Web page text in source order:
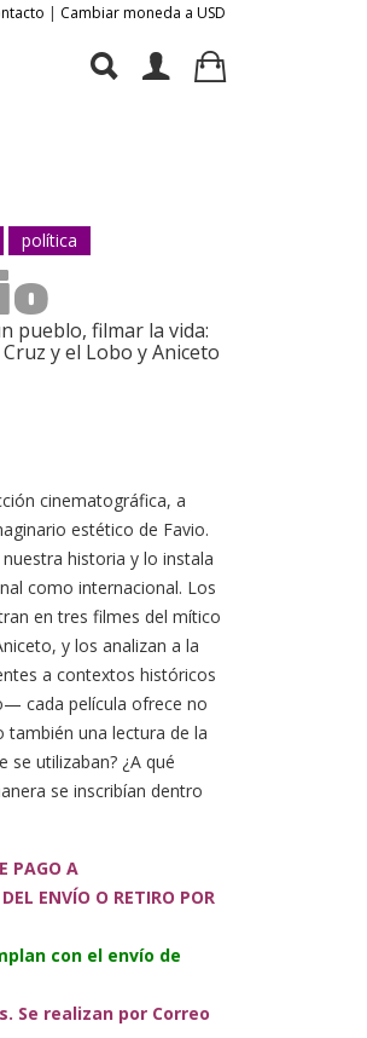
| Cambiar moneda a USD
política
pueblo, filmar la vida:
y el Lobo y Aniceto
cinematográfica, a
estético de Favio.
historia y lo instala
como internacional. Los
en tres filmes del mítico
y los analizan a la
a contextos históricos
cada película ofrece no
también una lectura de la
se utilizaban? ¿A qué
se inscribían dentro
PAGO A
ENVÍO O RETIRO POR
con el envío de
Se realizan por Correo